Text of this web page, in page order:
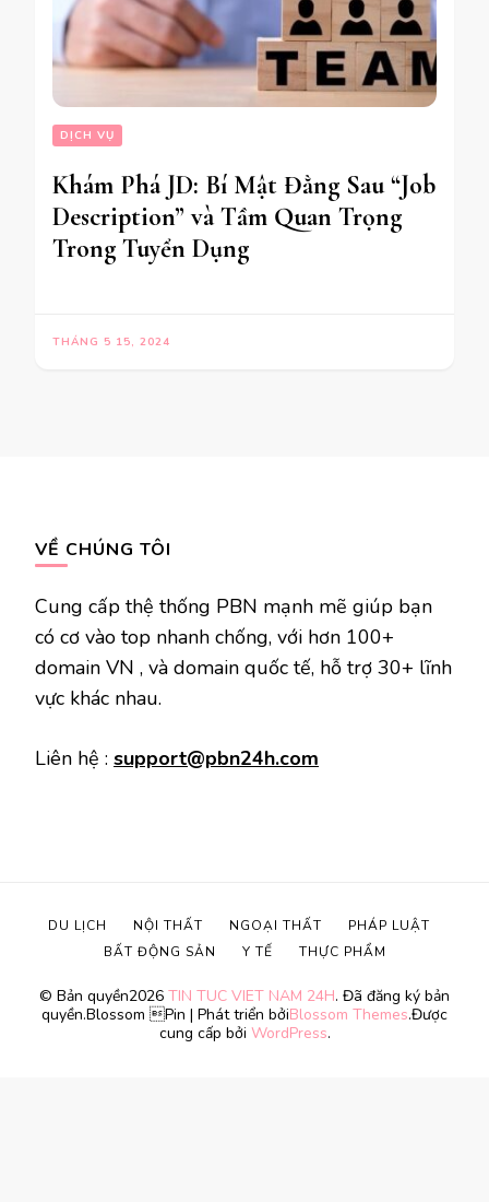
DỊCH VỤ
Khám Phá JD: Bí Mật Đằng Sau “Job
Description” và Tầm Quan Trọng
Trong Tuyển Dụng
THÁNG 5 15, 2024
VỀ CHÚNG TÔI
Cung cấp thệ thống PBN mạnh mẽ giúp bạn
có cơ vào top nhanh chống, với hơn 100+
domain VN , và domain quốc tế, hỗ trợ 30+ lĩnh
vực khác nhau.
Liên hệ : support@pbn24h.com
© Bản quyền2026 TIN TUC VIET NAM 24H. Đã đăng ký bản
quyền.Blossom Pin | Phát triển bởiBlossom Themes.Được
cung cấp bởi WordPress.
DU LỊCH NỘI THẤT NGOẠI THẤT
PHÁP LUẬT
BẤT ĐỘNG SẢN
Y TẾ THỰC PHẨM